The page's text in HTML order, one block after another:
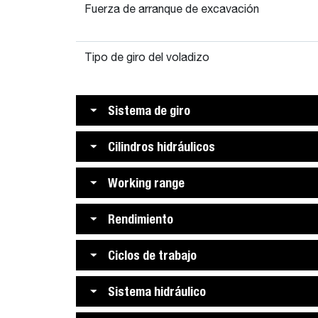
Fuerza de arranque de excavación
Tipo de giro del voladizo
Sistema de giro
Cilindros hidráulicos
Working range
Rendimiento
Ciclos de trabajo
Sistema hidráulico